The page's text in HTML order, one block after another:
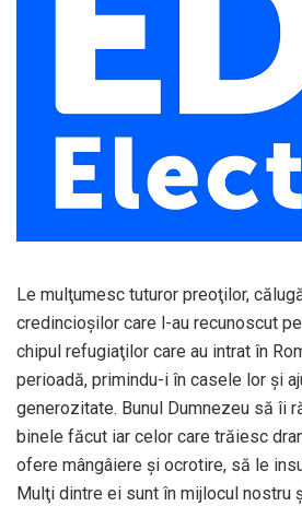
Le mulţumesc tuturor preoţilor,
credincioșilor care l-au recunoscut
chipul refugiaţilor care au intrat în
perioadă, primindu-i în casele lor și
generozitate. Bunul Dumnezeu să îi
binele făcut iar celor care trăiesc
ofere mângâiere și ocrotire, să le
Mulţi dintre ei sunt în mijlocul nostru